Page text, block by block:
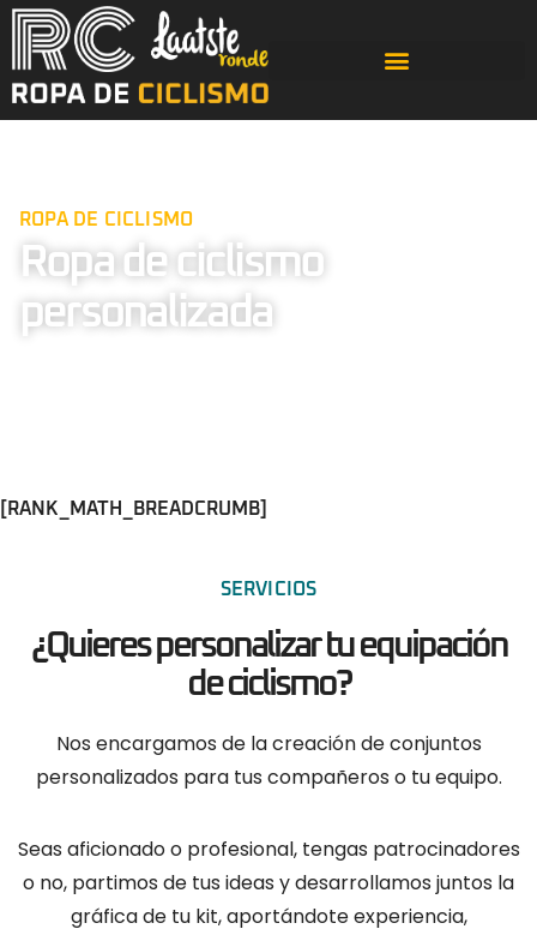
ROPA DE CICLISMO
Ropa de ciclismo
personalizada
[RANK_MATH_BREADCRUMB]
SERVICIOS
¿Quieres personalizar tu equipación
de ciclismo?
Nos encargamos de la creación de conjuntos
personalizados para tus compañeros o tu equipo.
Seas aficionado o profesional, tengas patrocinadores
o no, partimos de tus ideas y desarrollamos juntos la
gráfica de tu kit, aportándote experiencia,